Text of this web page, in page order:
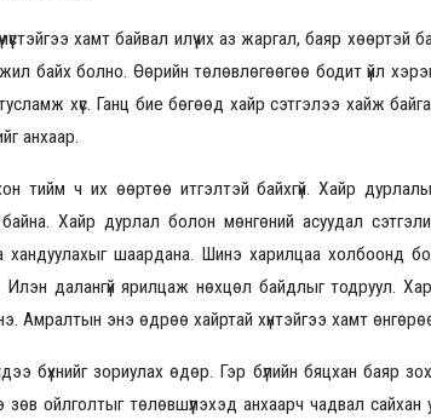
хамт байвал илүү их аз жаргал, баяр
байх болно. Өөрийн төлөвлөгөөгөө бодит үйл
хүс. Ганц бие бөгөөд хайр сэтгэлээ хайж
анхаар.
тийм ч их өөртөө итгэлтэй байхгүй. Хайр
байна. Хайр дурлал болон мөнгөний асуудал
хандуулахыг шаардана. Шинэ харилцаа холбоонд
Илэн далангүй ярилцаж нөхцөл байдлыг тодруул.
Амралтын энэ өдрөө хайртай хүнтэйгээ хамт
бүхнийг зориулах өдөр. Гэр бүлийн бяцхан баяр
зөв ойлголтыг төлөвшүүлэхэд анхаарч чадвал